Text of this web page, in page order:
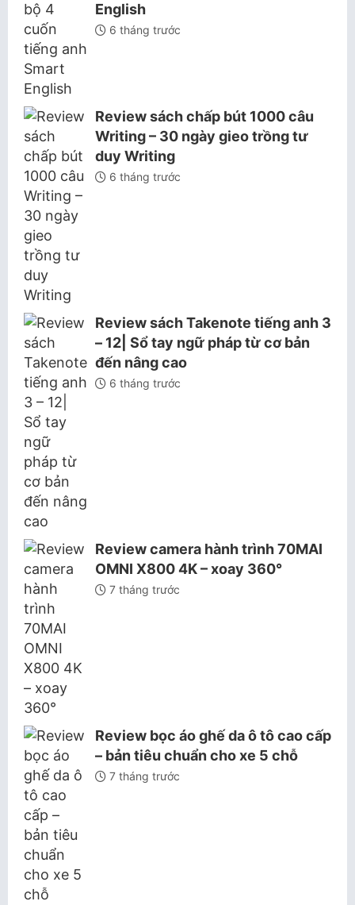
English
6 tháng trước
Review sách chấp bút 1000 câu
Writing – 30 ngày gieo trồng tư
duy Writing
6 tháng trước
Review sách Takenote tiếng anh 3
– 12| Sổ tay ngữ pháp từ cơ bản
đến nâng cao
6 tháng trước
Review camera hành trình 70MAI
OMNI X800 4K – xoay 360°
7 tháng trước
Review bọc áo ghế da ô tô cao cấp
– bản tiêu chuẩn cho xe 5 chỗ
7 tháng trước